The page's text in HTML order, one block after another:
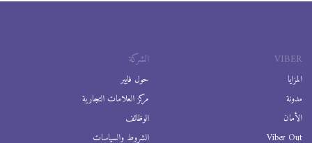
VIBER
المزايا
مدونة
الأمان
Viber Out
الشركة
حول فايبر
مركز العلامات التجارية
الوظائف
الشروط والسياسات